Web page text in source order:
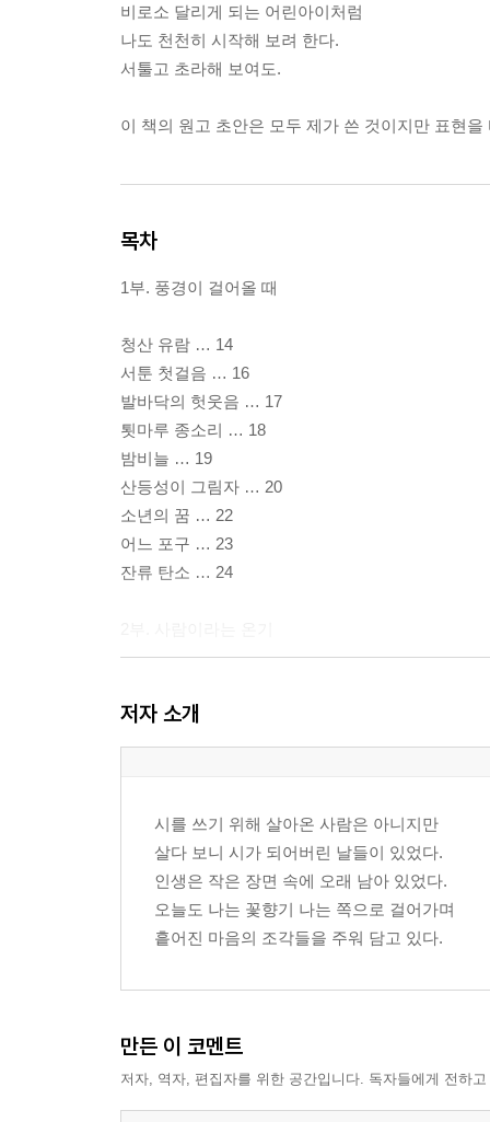
비로소 달리게 되는 어린아이처럼
나도 천천히 시작해 보려 한다.
서툴고 초라해 보여도.
이 책의 원고 초안은 모두 제가 쓴 것이지만 표현
목차
1부. 풍경이 걸어올 때
청산 유람 … 14
서툰 첫걸음 … 16
발바닥의 헛웃음 … 17
툇마루 종소리 … 18
밤비늘 … 19
산등성이 그림자 … 20
소년의 꿈 … 22
어느 포구 … 23
잔류 탄소 … 24
바람 불면 … 30
기다림 … 32
대방어 … 35
아내의 생일 … 36
비와 당신 … 37
3부. 그리움은 늙지 않는다
대나무 숲 … 43
치매 … 44
그런 사람 … 45
저자 소개
시를 쓰기 위해 살아온 사람은 아니지만
살다 보니 시가 되어버린 날들이 있었다.
인생은 작은 장면 속에 오래 남아 있었다.
오늘도 나는 꽃향기 나는 쪽으로 걸어가며
흩어진 마음의 조각들을 주워 담고 있다.
만든 이 코멘트
저자, 역자, 편집자를 위한 공간입니다. 독자들에게 전하